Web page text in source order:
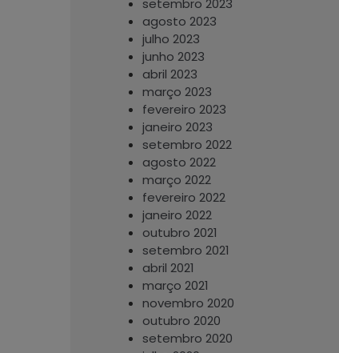
setembro 2023
agosto 2023
julho 2023
junho 2023
abril 2023
março 2023
fevereiro 2023
janeiro 2023
setembro 2022
agosto 2022
março 2022
fevereiro 2022
janeiro 2022
outubro 2021
setembro 2021
abril 2021
março 2021
novembro 2020
outubro 2020
setembro 2020